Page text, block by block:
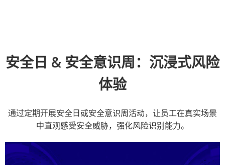
安全日 & 安全意识周：沉浸式风险
体验
通过定期开展安全日或安全意识周活动，让员工在真实场景
中直观感受安全威胁，强化风险识别能力。